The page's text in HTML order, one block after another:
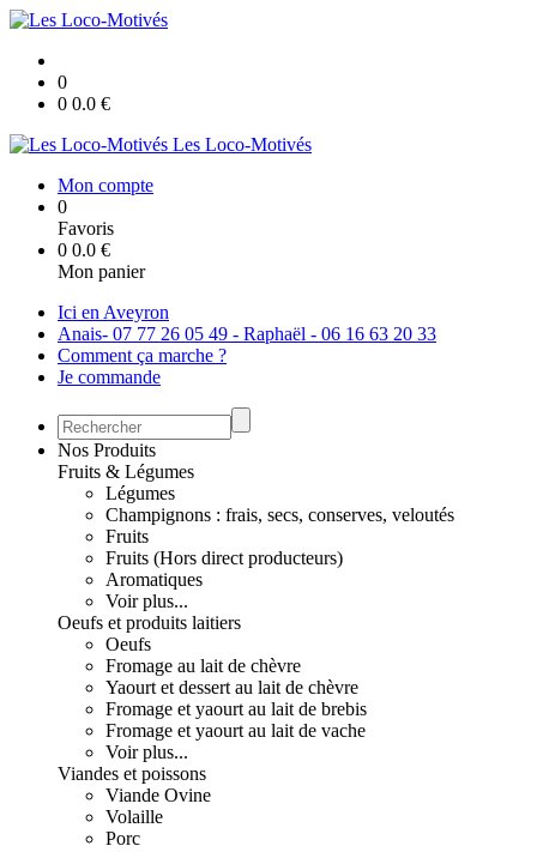
0
0 0.0 €
Les Loco-Motivés
Mon compte
0
Favoris
0 0.0 €
Mon panier
Ici en Aveyron
Anais- 07 77 26 05 49 - Raphaël - 06 16 63 20 33
Comment ça marche ?
Je commande
Nos Produits
Fruits & Légumes
Légumes
Champignons : frais, secs, conserves, veloutés
Fruits
Fruits (Hors direct producteurs)
Aromatiques
Voir plus...
Oeufs et produits laitiers
Oeufs
Fromage au lait de chèvre
Yaourt et dessert au lait de chèvre
Fromage et yaourt au lait de brebis
Fromage et yaourt au lait de vache
Voir plus...
Viandes et poissons
Viande Ovine
Volaille
Porc